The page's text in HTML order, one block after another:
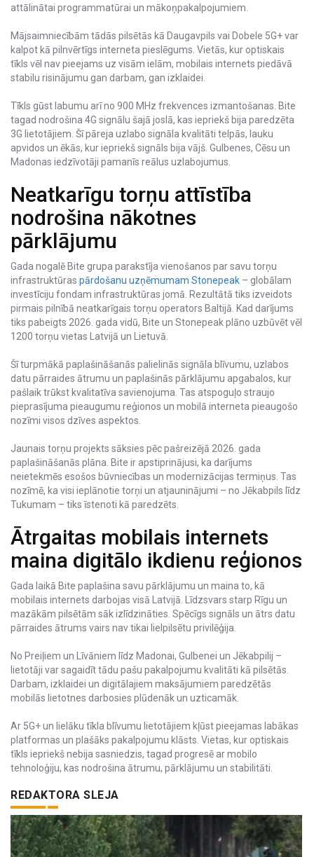
attālinātai programmatūrai un mākoņpakalpojumiem.
Mājsaimniecībām tādās pilsētās kā Daugavpils vai Dobele 5G+ var
kalpot kā pilnvērtīgs interneta pieslēgums. Vietās, kur optiskais
tīkls vēl nav pieejams uz visām ielām, mobilais internets piedāvā
stabilu risinājumu gan darbam, gan izklaidei.
Tīkls gūst labumu arī no 900 MHz frekvences izmantošanas. Bite
tagad nodrošina 4G signālu šajā joslā, kas iepriekš bija paredzēta
3G lietotājiem. Šī pāreja uzlabo signāla kvalitāti telpās, lauku
apvidos un ēkās, kur iepriekš signāls bija vājš. Gulbenes, Cēsu un
Madonas iedzīvotāji pamanīs reālus uzlabojumus.
Neatkarīgu torņu attīstība
nodrošina nākotnes
pārklājumu
Gada nogalē Bite grupa parakstīja vienošanos par savu torņu
infrastruktūras pārdošanu uzņēmumam Stonepeak – globālam
investīciju fondam infrastruktūras jomā. Rezultātā tiks izveidots
pirmais pilnībā neatkarīgais torņu operators Baltijā. Kad darījums
tiks pabeigts 2026. gada vidū, Bite un Stonepeak plāno uzbūvēt vēl
1200 torņu vietas Latvijā un Lietuvā.
Šī turpmākā paplašināšanās palielinās signāla blīvumu, uzlabos
datu pārraides ātrumu un paplašinās pārklājumu apgabalos, kur
pašlaik trūkst kvalitatīva savienojuma. Tas atspoguļo straujo
pieprasījuma pieaugumu reģionos un mobilā interneta pieaugošo
nozīmi visos dzīves aspektos.
Jaunais torņu projekts sāksies pēc pašreizējā 2026. gada
paplašināšanās plāna. Bite ir apstiprinājusi, ka darījums
neietekmēs esošos būvniecības un modernizācijas termiņus. Tas
nozīmē, ka visi ieplānotie torņi un atjauninājumi – no Jēkabpils līdz
Tukumam – tiks īstenoti kā paredzēts.
Ātrgaitas mobilais internets
maina digitālo ikdienu reģionos
Gada laikā Bite paplašina savu pārklājumu un maina to, kā
mobilais internets darbojas visā Latvijā. Līdzsvars starp Rīgu un
mazākām pilsētām sāk izlīdzināties. Spēcīgs signāls un ātrs datu
pārraides ātrums vairs nav tikai lielpilsētu privilēģija.
No Preiļiem un Līvāniem līdz Madonai, Gulbenei un Jēkabpilij –
lietotāji var sagaidīt tādu pašu pakalpojumu kvalitāti kā pilsētās.
Darbam, izklaidei un digitālajiem maksājumiem paredzētās
mobilās lietotnes darbosies plūdenāk un uzticamāk.
Ar 5G+ un lielāku tīkla blīvumu lietotājiem kļūst pieejamas labākas
platformas un plašāks pakalpojumu klāsts. Vietas, kur optiskais
tīkls iepriekš nebija sasniedzis, tagad progresē ar mobilo
tehnoloģiju, kas nodrošina ātrumu, pārklājumu un stabilitāti.
REDAKTORA SLEJA